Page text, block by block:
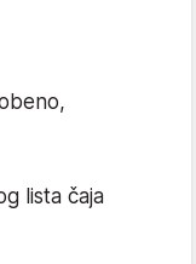
lista čaja